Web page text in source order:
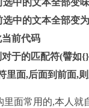
中的文本全部变
中的文本全部变
前代码
于的匹配符(譬如
里面,后面到前面,
里面常用的,本人就